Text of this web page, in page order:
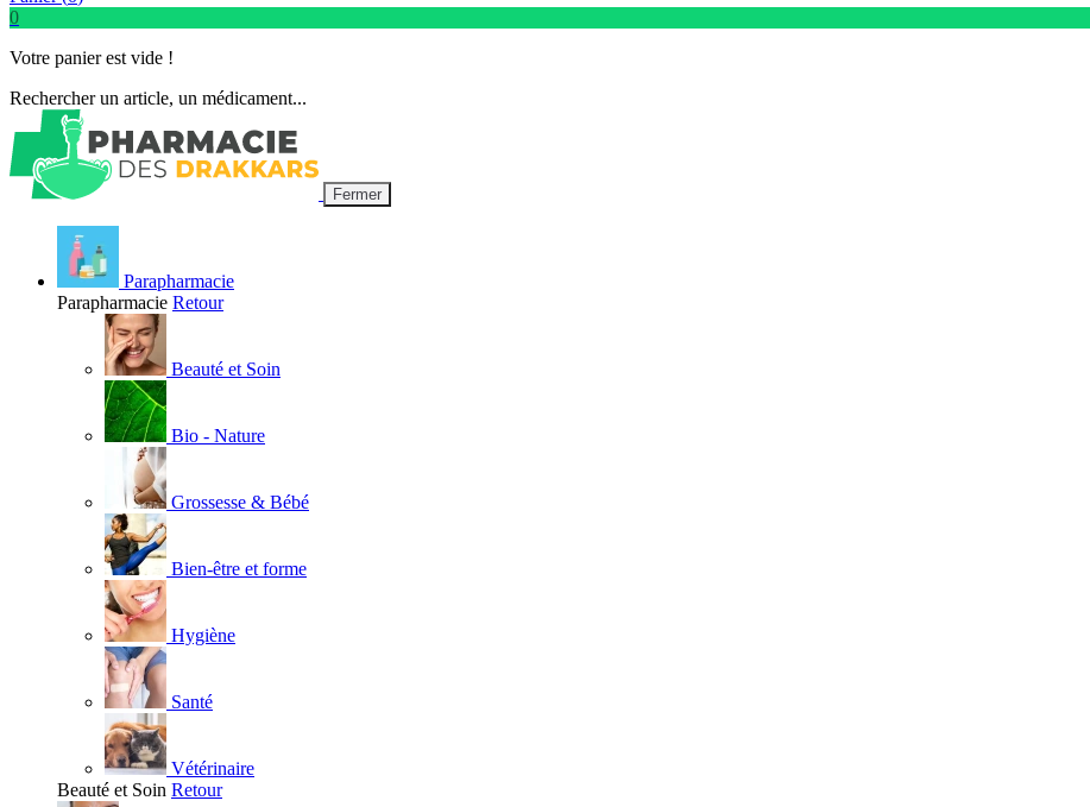
0
Votre panier est vide !
Rechercher un article, un médicament...
Fermer
Parapharmacie
Parapharmacie Retour
Beauté et Soin
Bio - Nature
Grossesse & Bébé
Bien-être et forme
Hygiène
Santé
Vétérinaire
Beauté et Soin Retour